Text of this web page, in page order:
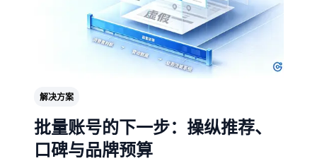
解决方案
批量账号的下一步：操纵推荐、
口碑与品牌预算